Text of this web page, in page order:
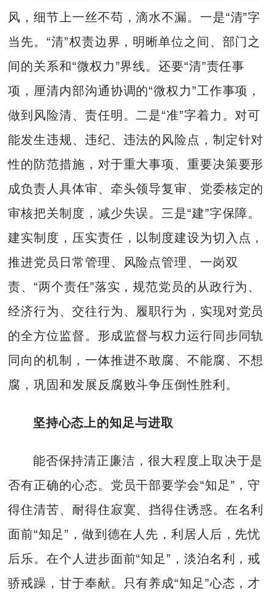
风，细节上一丝不苟，滴水不漏。一是“清”字
当先。“清”权责边界，明晰单位之间、部门之
间的关系和“微权力”界线。还要“清”责任事
项，厘清内部沟通协调的“微权力”工作事项，
做到风险清、责任明。二是“准”字着力。对可
能发生违规、违纪、违法的风险点，制定针对
性的防范措施，对于重大事项、重要决策要形
成负责人具体审、牵头领导复审、党委核定的
审核把关制度，减少失误。三是“建”字保障。
建实制度，压实责任，以制度建设为切入点，
推进党员日常管理、风险点管理、一岗双
责、“两个责任”落实，规范党员的从政行为、
经济行为、交往行为、履职行为，实现对党员
的全方位监督。形成监督与权力运行同步同轨
同向的机制，一体推进不敢腐、不能腐、不想
腐，巩固和发展反腐败斗争压倒性胜利。
坚持心态上的知足与进取
能否保持清正廉洁，很大程度上取决于是
否有正确的心态。党员干部要学会“知足”，守
得住清苦、耐得住寂寞、挡得住诱惑。在名利
面前“知足”，做到德在人先，利居人后，先忧
后乐。在个人进步面前“知足”，淡泊名利，戒
骄戒躁，甘于奉献。只有养成“知足”心态，才